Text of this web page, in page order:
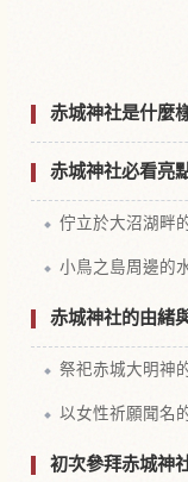
赤城神社是什麼
赤城神社必看亮
佇立於大沼湖畔
小鳥之島周邊的
赤城神社的由緒
祭祀赤城大明神
以女性祈願聞名
初次參拜赤城神